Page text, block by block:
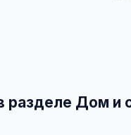
разделе Дом и